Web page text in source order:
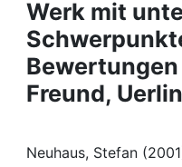
Institutions
Awards
Werk mit
Freund,
Neuhaus, Stefan